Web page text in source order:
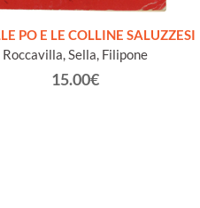
PO E LE COLLINE SALUZZESI
Roccavilla, Sella, Filipone
15.00€